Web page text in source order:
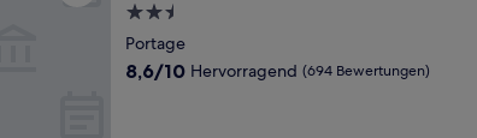
2.5-
Sterne-
Unterkunft
Portage
8.6
8,6/10 Hervorragend (694 Bewertungen)